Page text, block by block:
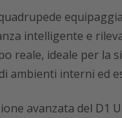
intelligente e
reale, ideale per la
ambienti interni ed
avanzata del D1